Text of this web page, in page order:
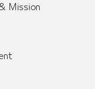
Mission